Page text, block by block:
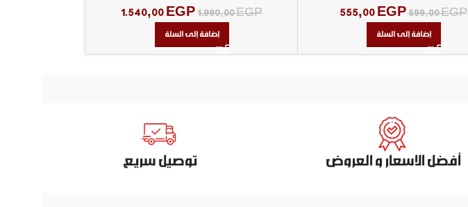
599,00EGP
555,00 EGP
إضافة إلى السلة
1.990,00EGP
1.540,00 EGP
إضافة إلى السلة
أفضل الاسعار و العروض توصيل سريع